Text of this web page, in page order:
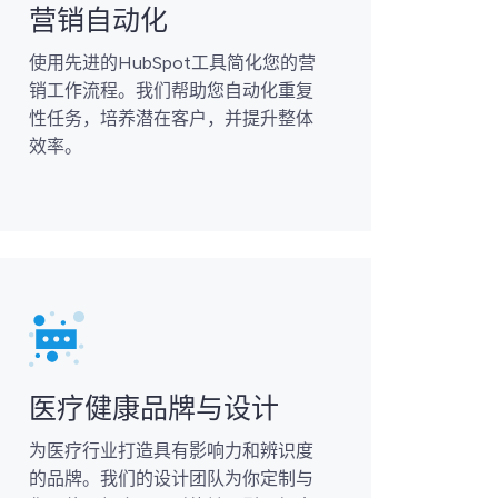
营销自动化
使用先进的HubSpot工具简化您的营
销工作流程。我们帮助您自动化重复
性任务，培养潜在客户，并提升整体
效率。
医疗健康品牌与设计
为医疗行业打造具有影响力和辨识度
的品牌。我们的设计团队为你定制与